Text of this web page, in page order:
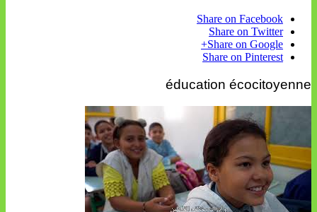
Share on Facebook
Share on Twitter
Share on Google+
Share on Pinterest
éducation écocitoyenne